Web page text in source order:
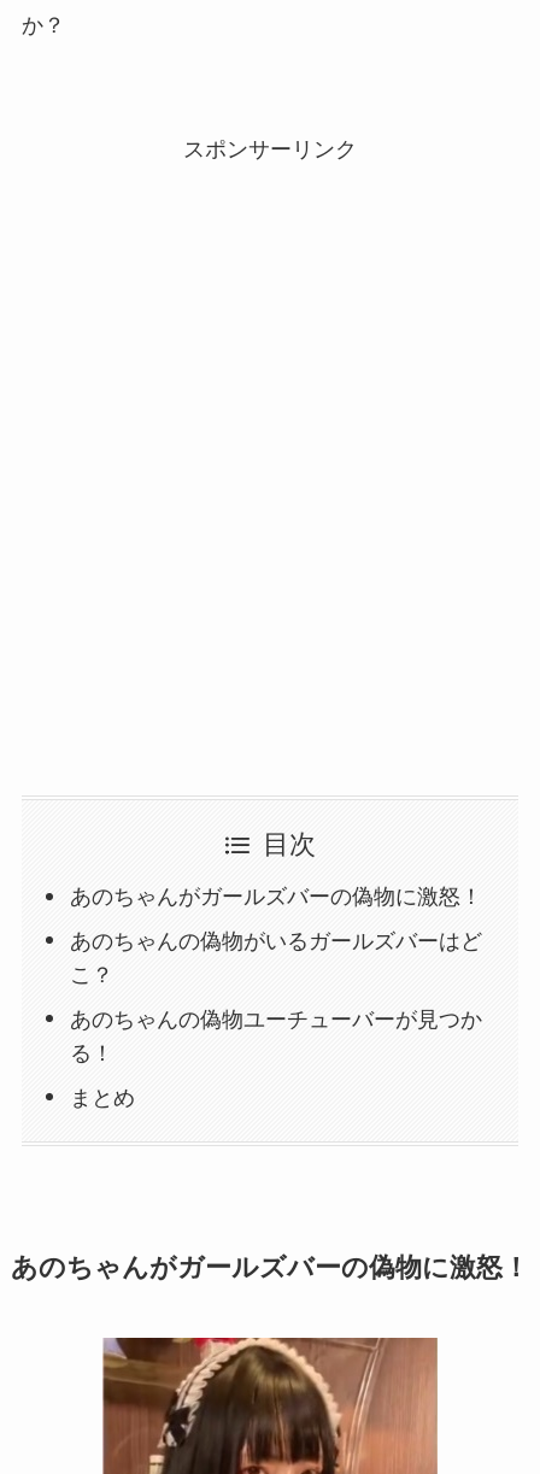
か？
スポンサーリンク
目次
あのちゃんがガールズバーの偽物に激怒！
あのちゃんの偽物がいるガールズバーはど
こ？
あのちゃんの偽物ユーチューバーが見つか
る！
まとめ
あのちゃんがガールズバーの偽物に激怒！